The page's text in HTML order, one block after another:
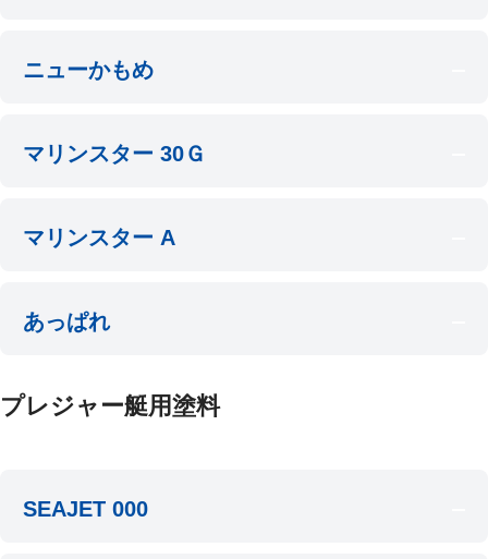
ニューかもめ
マリンスター 30Ｇ
マリンスター A
あっぱれ
プレジャー艇用塗料
SEAJET 000